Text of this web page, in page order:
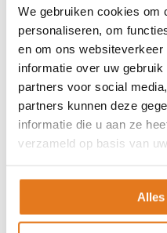
We gebruiken cookies om
personaliseren, om
en om ons
informatie over uw
partners voor social
partners kunnen deze
informatie die u aan ze
verzameld op basis van
Alles
Biomassa ketels
Boilers
Buffervaten
Controllers
CV haard
CV pellet kachels
Infrarood panelen
Hoge temperatuur
Pellet kachels